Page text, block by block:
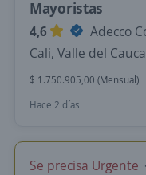
Mayoristas
4,6
Adecco
Cali, Valle del Cauca
$ 1.750.905,00 (Mensual)
Hace 2 días
Se precisa Urgente